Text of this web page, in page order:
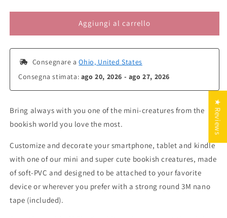
Creature
Aggiungi al carrello
Consegnare a Ohio, United States
Consegna stimata: ago 20, 2026 - ago 27, 2026
Bring always with you one of the mini-creatures from the
bookish world you love the most.
Customize and decorate your smartphone, tablet and kindle
with one of our mini and super cute bookish creatures, made
of soft-PVC and designed to be attached to your favorite
device or wherever you prefer with a strong round 3M nano
tape (included).
★ Reviews